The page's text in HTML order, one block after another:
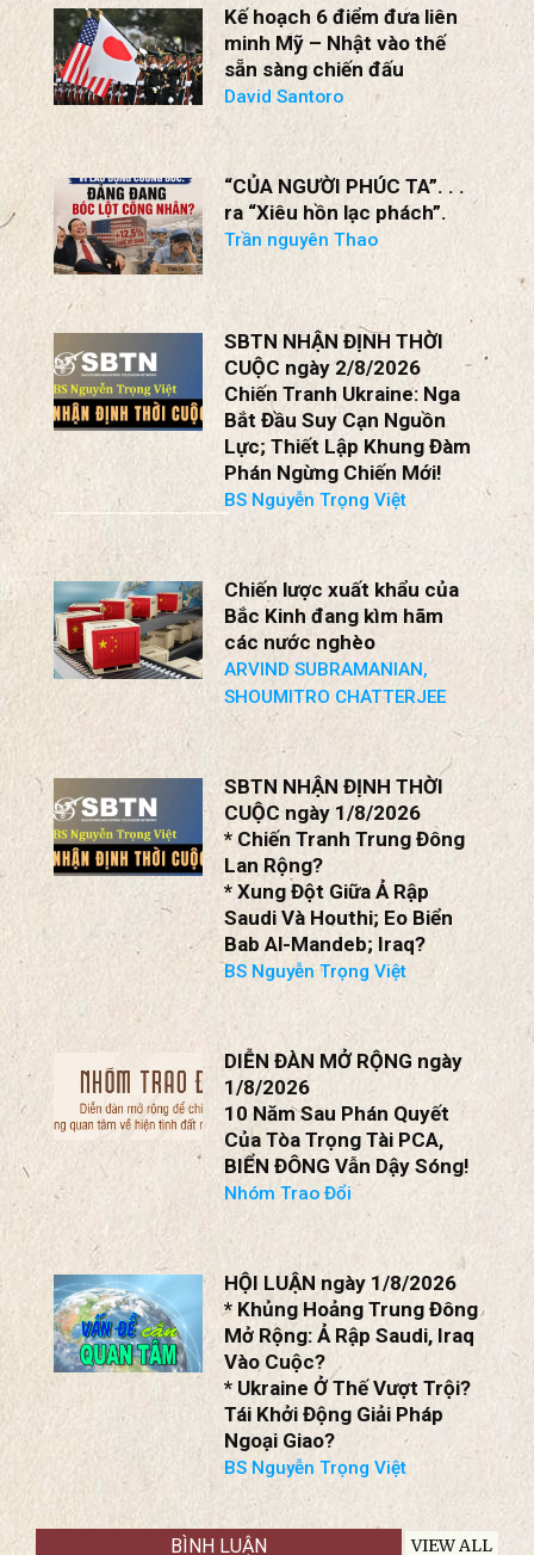
đối với Đảng Cộng sản
Trung Quốc
The Economist
Kế hoạch 6 điểm đưa liên
minh Mỹ – Nhật vào thế
sẵn sàng chiến đấu
David Santoro
“CỦA NGƯỜI PHÚC TA”. . .
ra “Xiêu hồn lạc phách”.
Trần nguyên Thao
SBTN NHẬN ĐỊNH THỜI
CUỘC ngày 2/8/2026
Chiến Tranh Ukraine: Nga
Lực; Thiết Lập Khung Đàm
Phán Ngừng Chiến Mới!
BS Nguyễn Trọng Việt
Chiến lược xuất khẩu của
Bắc Kinh đang kìm hãm
các nước nghèo
ARVIND SUBRAMANIAN,
SHOUMITRO CHATTERJEE
SBTN NHẬN ĐỊNH THỜI
CUỘC ngày 1/8/2026
* Chiến Tranh Trung Đông
Lan Rộng?
* Xung Đột Giữa Ả Rập
Saudi Và Houthi; Eo Biển
Bab Al-Mandeb; Iraq?
BS Nguyễn Trọng Việt
DIỄN ĐÀN MỞ RỘNG ngày
1/8/2026
Của Tòa Trọng Tài PCA,
BIỂN ĐÔNG Vẫn Dậy Sóng!
Nhóm Trao Đổi
HỘI LUẬN ngày 1/8/2026
* Khủng Hoảng Trung Đông
Mở Rộng: Ả Rập Saudi, Iraq
Vào Cuộc?
* Ukraine Ở Thế Vượt Trội?